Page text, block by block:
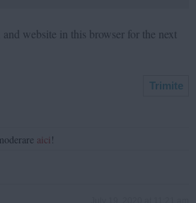
website in this browser for the next
aici !